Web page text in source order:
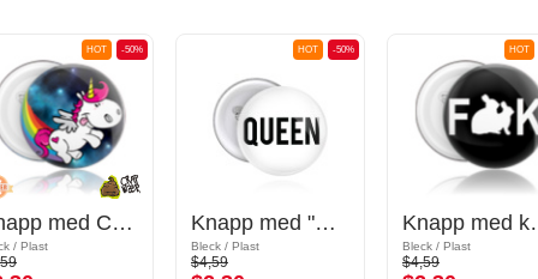
-50%
HOT
Knapp med Crapwaer-design
/ Plast
-50%
HOT
Knapp med "Queen" lettering
Bleck / Plast
$4,59
HOT
Bleck / Plast
$4,59